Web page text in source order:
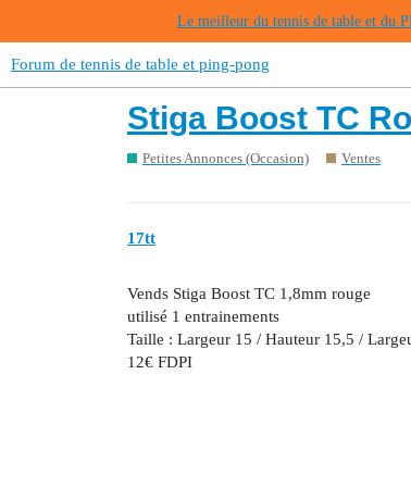
Le meilleur du tennis de table et du
Forum de tennis de table et ping-pong
Stiga Boost TC
Petites Annonces (Occasion) Ventes
17tt
Vends Stiga Boost TC 1,8mm rouge
utilisé 1 entrainements
Taille : Largeur 15 / Hauteur 15,5 /
12€ FDPI